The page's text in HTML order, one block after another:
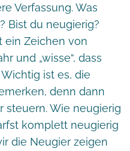
Verfassung. Was
Bist du neugierig?
ein Zeichen von
und „wisse“, dass
ist es, die
denn dann
steuern. Wie neugierig
komplett neugierig
die Neugier zeigen